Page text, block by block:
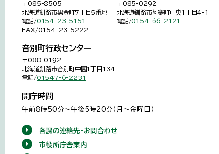
〒085-8505
北海道釧路市黒金町7丁目5番地
電話/0154-23-5151
FAX/0154-23-5222
〒085-0292
北海道釧路市阿寒町中央1丁目4-1
電話/0154-66-2121
音別町行政センター
〒088-0192
北海道釧路市音別町中園1丁目134
電話/01547-6-2231
開庁時間
午前8時50分～午後5時20分（月～金曜日）
各課の連絡先・お問合わせ
市役所庁舎案内